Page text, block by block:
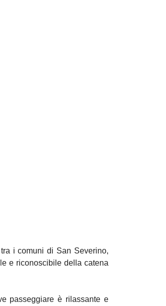
i comuni di San Severino,
e riconoscibile della catena
passeggiare è rilassante e